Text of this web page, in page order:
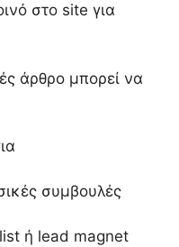
στο site για
άρθρο μπορεί να
συμβουλές
ή lead magnet